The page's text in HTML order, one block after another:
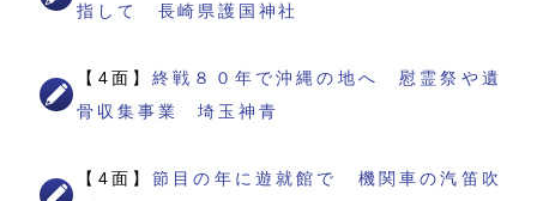
指して 長崎県護国神社
【4面】終戦８０年で沖縄の地へ 慰霊祭や遺
骨収集事業 埼玉神青
【4面】節目の年に遊就館で 機関車の汽笛吹